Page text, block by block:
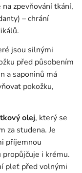
zpevňování tkání,
– chrání
jsou silnými
před působením
a saponinů má
pokožku,
olej, který se
za studena. Je
příjemnou
i krému.
pleť před volnými